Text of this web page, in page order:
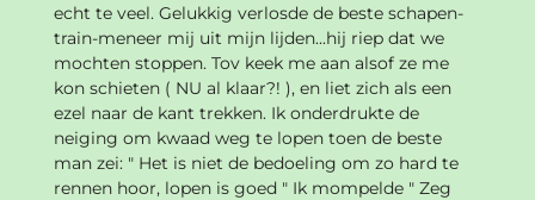
echt te veel. Gelukkig verlosde de beste schapen-
train-meneer mij uit mijn lijden...hij riep dat we
mochten stoppen. Tov keek me aan alsof ze me
kon schieten ( NU al klaar?! ), en liet zich als een
ezel naar de kant trekken. Ik onderdrukte de
neiging om kwaad weg te lopen toen de beste
man zei: " Het is niet de bedoeling om zo hard te
rennen hoor, lopen is goed " Ik mompelde " Zeg